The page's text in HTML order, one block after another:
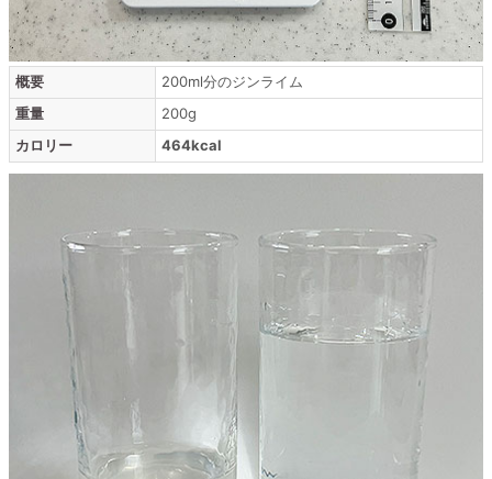
概要
200ml分のジンライム
重量
200g
カロリー
464kcal